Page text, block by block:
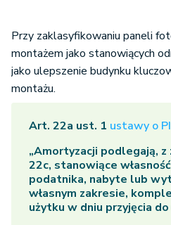
Przy zaklasyfikowaniu paneli
montażem jako stanowiących
jako ulepszenie budynku
montażu.
Art. 22a ust. 1 ustawy o
„Amortyzacji podlegają,
22c, stanowiące
podatnika, nabyte lub
własnym zakresie,
użytku w dniu przyjęcia